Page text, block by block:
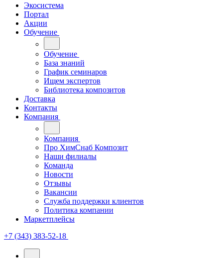
Экосистема
Портал
Акции
Обучение
Обучение
База знаний
График семинаров
Ищем экспертов
Библиотека композитов
Доставка
Контакты
Компания
Компания
Про ХимСнаб Композит
Наши филиалы
Команда
Новости
Отзывы
Вакансии
Служба поддержки клиентов
Политика компании
Маркетплейсы
+7 (343) 383-52-18